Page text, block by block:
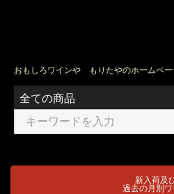
おもしろワインや もりたやのホームペー
新入荷及
過去の月別ワ